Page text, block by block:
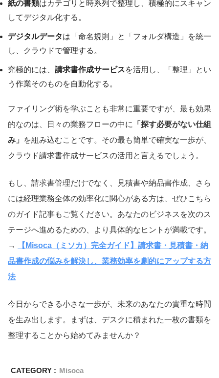
紙の書類はカテゴリと時系列で整理し、積極的にスキャン
してデジタル化する。
デジタルデータは「命名規則」と「フォルダ構造」を統一
し、クラウドで管理する。
究極的には、 請求書作成サービスを活用し、「整理」とい
う作業そのものを自動化する。
ファイリング術を学ぶことも非常に重要ですが、最も効果
的なのは、日々の業務フローの中に
「探す必要がない仕組
み」
を組み込むことです。その最も簡単で確実な一歩が、
クラウド請求書作成サービスの活用と言えるでしょう。
もし、請求書管理だけでなく、見積書や納品書作成、さら
には経理業務全体の効率化に関心がある方は、ぜひこちら
のガイド記事もご覧ください。あなたのビジネスを次のス
テージへ進めるための、より具体的なヒントが満載です。
→
【Misoca（ミソカ）完全ガイド】請求書・見積書・納
品書作成の悩みを解決し、業務効率を劇的にアップする方
法
今日からできる小さな一歩が、未来のあなたの貴重な時間
を生み出します。まずは、デスクに積まれた一枚の書類を
整理することから始めてみませんか？
CATEGORY : Misoca